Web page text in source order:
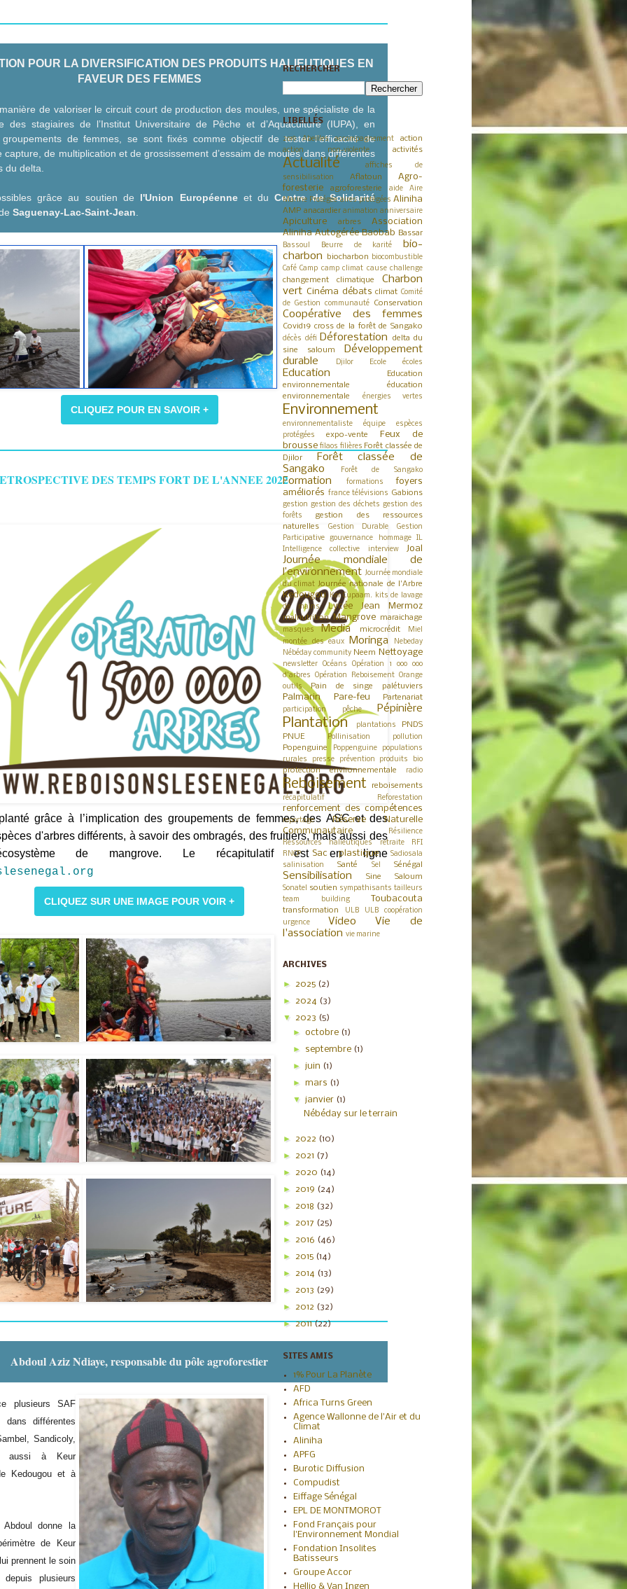
POUR LA DIVERSIFICATION DES PRODUITS HALIEUTIQUES EN
FAVEUR DES FEMMES
de valoriser le circuit court de production des moules, une spécialiste de la
des stagiaires de l’Institut Universitaire de Pêche et d’Aquaculture (IUPA), en
groupements de femmes, se sont fixés comme objectifde tester l’efficacité de
de multiplication et de grossissement d’essaim de moules dans différentes
du delta.
grâce au soutien de l'Union Européenneet duCentre de Solidarité
Saguenay-Lac-Saint-Jean
CLIQUEZ POUR EN SAVOIR +
DES TEMPS FORT DE L'ANNEE 2022
grâce à l’implication des groupements de femmes, des ASC et des
d'arbres différents, à savoir des ombragés, des fruitiers, mais aussi des
de mangrove. Le récapitulatif est en ligne
CLIQUEZ SUR UNE IMAGE POUR VOIR +
Abdoul Aziz Ndiaye, responsable du pôle agroforestier
plusieurs SAF
dans différentes
Sandicoly,
aussi à Keur
Kedougou et à
Abdoul donne la
de Keur
prennent le soin
plusieurs
RECHERCHER
LIBELLÉS
2019 Abeilles accompagnement action
action non-violente activités
Actualité
affiches de
sensibilisation
Aflatoun
Agro-
foresterie
agroforesterie aide
Aire
Marine Protégée aires protégées Aliniha
AMP anacardier animation anniversaire
Apiculture arbres
Association
Aliniha Autogérée Baobab Bassar
Bassoul Beurre de karité
bio-
charbon
biocharbon biocombustible
Café Camp camp climat cause challenge
changement climatique
Charbon
vert Cinéma débats climat Comité
de Gestion
communauté Conservation
Coopérative des femmes
Covid19 cross de la forêt de Sangako
décès défi Déforestation
delta du
sine saloum
Développement
durable
Djilor Ecole écoles
Education
Education
environnementale
éducation
environnementale
énergies vertes
Environnement
environnementaliste équipe
espèces
protégées
expo-vente
Feux de
brousse filaos filières Forêt classée de
Djilor
Forêt classée de
Sangako
Forêt de Sangako
Formation formations
foyers
améliorés france télévisions Gabions
gestion gestion des déchets gestion des
forêts
gestion des ressources
naturelles
Gestion Durable
Gestion
Participative
gouvernance hommage
IL
Intelligence collective
interview Joal
Journée mondiale de
l’environnement Journée mondiale
du climat Journée nationale de l'Arbre
Kedougou Ker Cupaam.
kits de lavage
de mains
Lycée Jean Mermoz
malnutrition Mangrove maraichage
masques Media microcrédit
Miel
montée des eaux
Moringa
Nebeday
Nébéday community Neem Nettoyage
newsletter Océans
Opération 1 000 000
d'arbres
Opération Reboisement Orange
outils
Pain de singe palétuviers
Palmarin Pare-feu Partenariat
participation pêche Pépinière
Plantation plantations
PNDS
PNUE
Pollinisation pollution
Popenguine Poppenguine
populations
rurales
presse prévention produits bio
protection environnementale radio
Reboisement reboisements
récapitulatif Reforestation
renforcement des compétences
reportage
Réserve Naturelle
Communautaire
Résilience
Ressources halieutiques
retraite
RFI
RNCP
Sac plastique
Sadiosala
salinisation
Santé Sel Sénégal
Sensibilisation Sine Saloum
Sonatel soutien sympathisants tailleurs
team building
Toubacouta
transformation ULB
ULB coopération
urgence
Video
Vie de
l'association vie marine
ARCHIVES
► 2025 (2)
► 2024 (3)
▼ 2023 (5)
►octobre (1)
► septembre (1)
►juin (1)
►mars (1)
▼janvier (1)
Nébéday sur le terrain
► 2022 (10)
► 2021 (7)
► 2020 (14)
► 2019 (24)
► 2018 (32)
► 2017 (25)
► 2016 (46)
► 2015 (14)
► 2014 (13)
► 2013 (29)
► 2012 (32)
►2011(22)
SITES AMIS
1% Pour La Planète
AFD
Africa Turns Green
Agence Wallonne de l'Air et du
Climat
Aliniha
APFG
Burotic Diffusion
Compudist
Eiffage Sénégal
EPL DE MONTMOROT
Fond Français pour
l'Environnement Mondial
Fondation Insolites
Batisseurs
Groupe Accor
Hellio & Van Ingen